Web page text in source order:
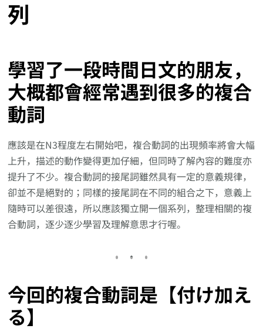
列
學習了一段時間日文的朋友，
大概都會經常遇到很多的複合
動詞
應該是在N3程度左右開始吧，複合動詞的出現頻率將會大幅
上升，描述的動作變得更加仔細，但同時了解內容的難度亦
提升了不少。複合動詞的接尾詞雖然具有一定的意義規律，
卻並不是絕對的；同樣的接尾詞在不同的組合之下，意義上
隨時可以差很遠，所以應該獨立開一個系列，整理相關的複
合動詞，逐少逐少學習及理解意思才行喔。
今回的複合動詞是【付け加え
る】